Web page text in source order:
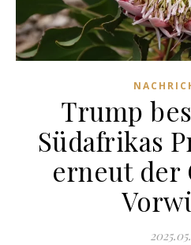
Trump
Südafrikas
erneut der